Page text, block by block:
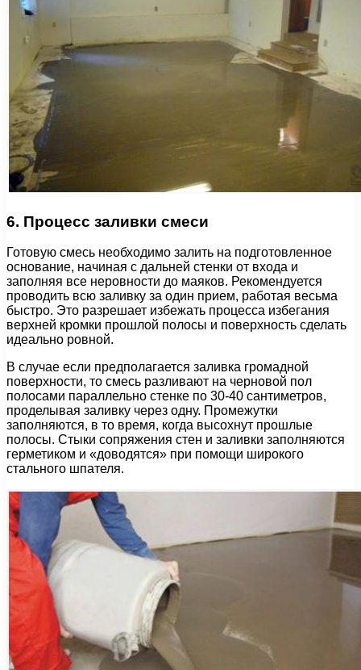
6. Процесс заливки смеси
Готовую смесь необходимо залить на подготовленное
основание, начиная с дальней стенки от входа и
заполняя все неровности до маяков. Рекомендуется
проводить всю заливку за один прием, работая весьма
быстро. Это разрешает избежать процесса избегания
верхней кромки прошлой полосы и поверхность сделать
идеально ровной.
В случае если предполагается заливка громадной
поверхности, то смесь разливают на черновой пол
полосами параллельно стенке по 30-40 сантиметров,
проделывая заливку через одну. Промежутки
заполняются, в то время, когда высохнут прошлые
полосы. Стыки сопряжения стен и заливки заполняются
герметиком и «доводятся» при помощи широкого
стального шпателя.